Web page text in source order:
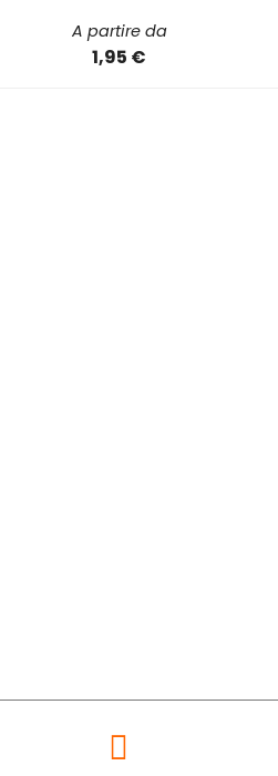
A partire da
1,95 €